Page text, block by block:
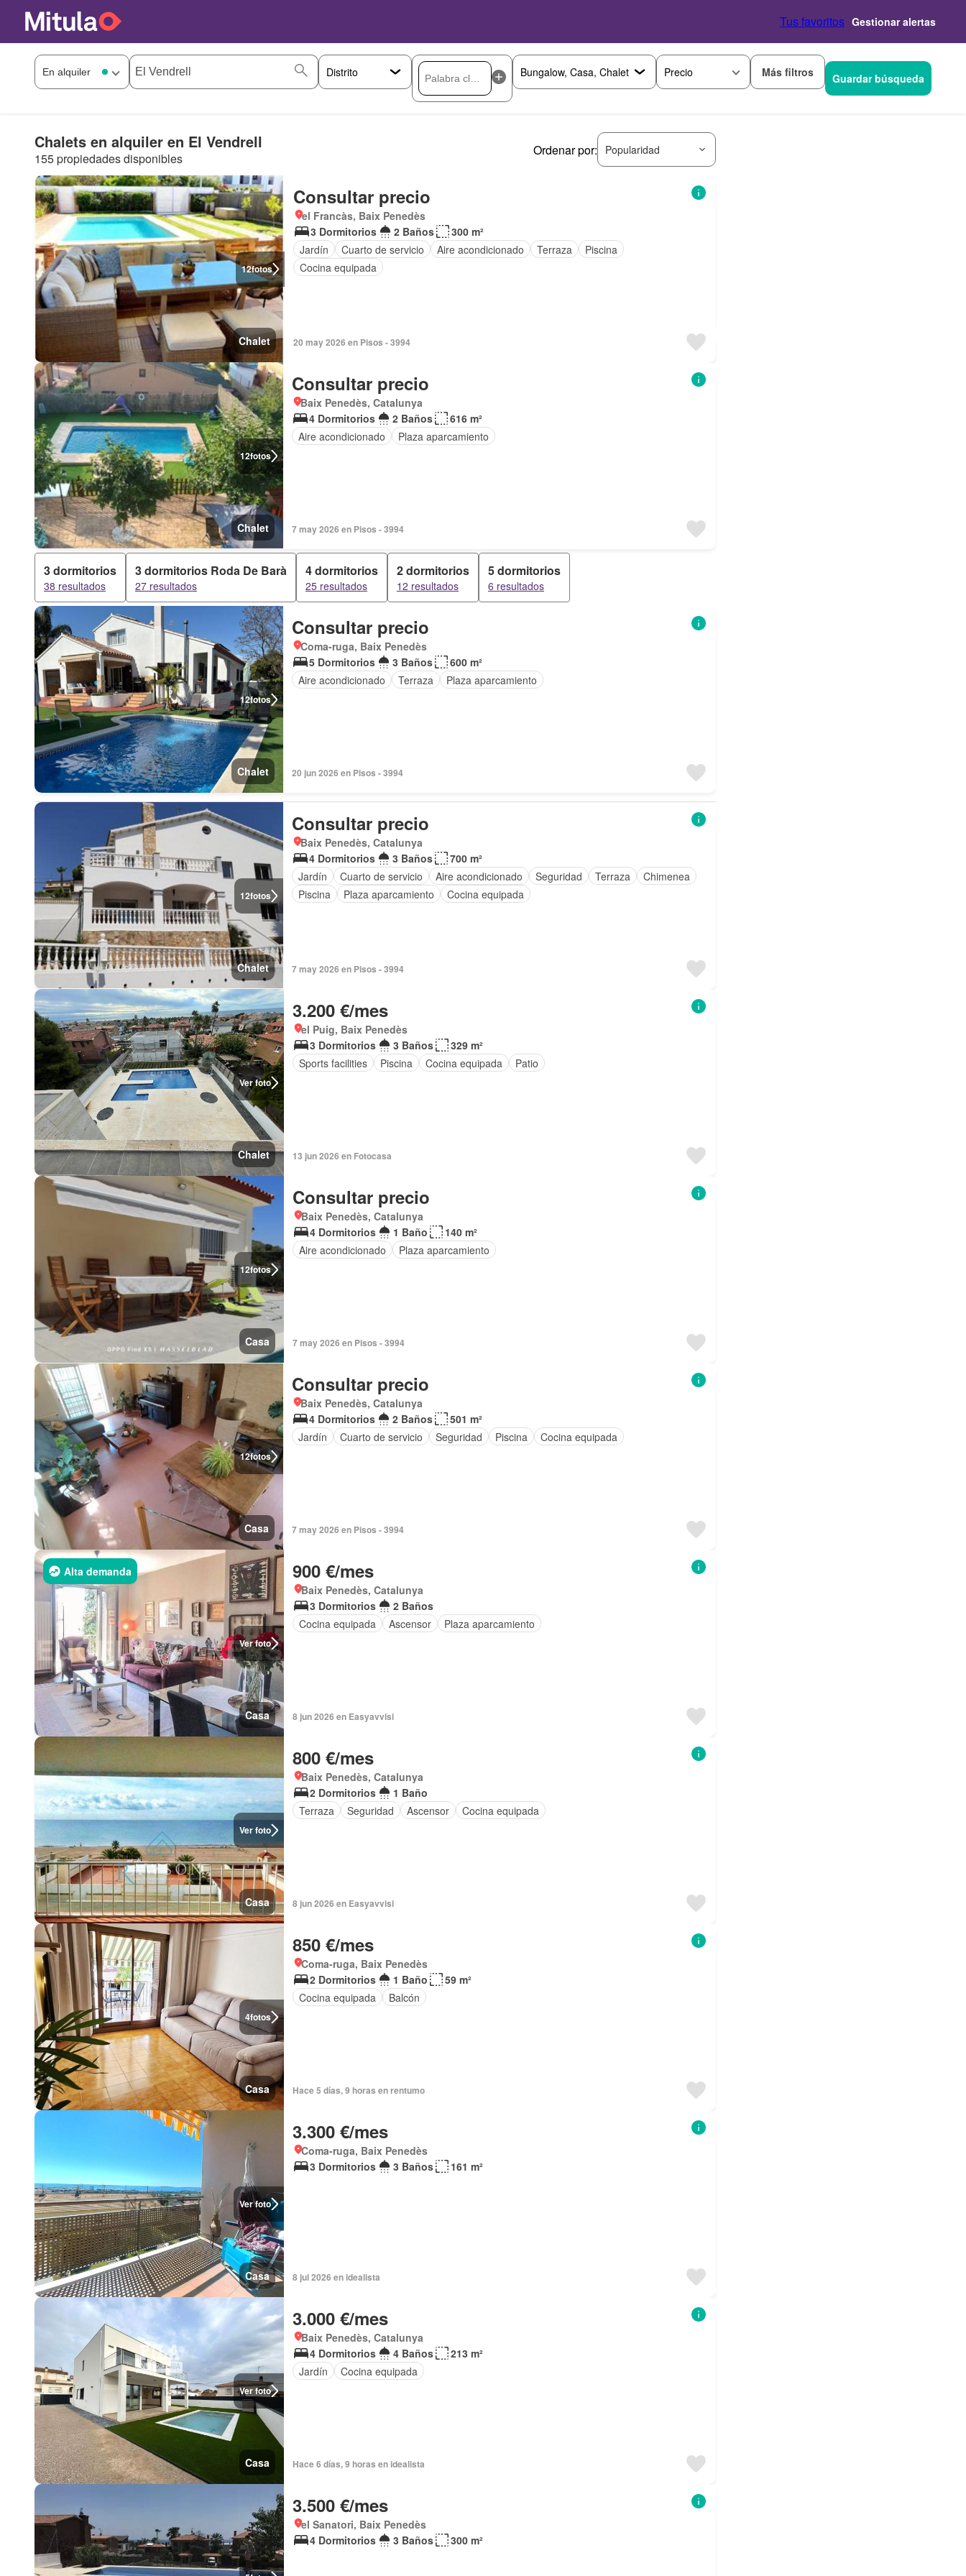
Tus favoritos Gestionar alertas
Precio Más filtros Guardar búsqueda
Chalets en alquiler en El Vendrell
155 propiedades disponibles
Ordenar por: Popularidad
12fotos
Chalet
Consultar precio
el Francàs, Baix Penedès
3 Dormitorios
2 Baños
300 m²
Jardín
Cuarto de servicio Aire acondicionado Terraza
Piscina
Cocina equipada
20 may 2026 en Pisos - 3994
12fotos
Chalet
Consultar precio
Baix Penedès, Catalunya
4 Dormitorios
2 Baños
616 m²
Aire acondicionado
Plaza aparcamiento
7 may 2026 en Pisos - 3994
3 dormitorios
38 resultados
3 dormitorios Roda De Barà
27 resultados
4 dormitorios
25 resultados
2 dormitorios
12 resultados
5 dormitorios
6 resultados
12fotos
Chalet
Consultar precio
Coma-ruga, Baix Penedès
5 Dormitorios
3 Baños
600 m²
Aire acondicionado
Terraza Plaza aparcamiento
20 jun 2026 en Pisos - 3994
12fotos
Chalet
Consultar precio
Baix Penedès, Catalunya
4 Dormitorios
3 Baños
700 m²
Jardín
Cuarto de servicio Aire acondicionado Seguridad Terraza
Chimenea
Piscina
Plaza aparcamiento Cocina equipada
7 may 2026 en Pisos - 3994
Ver foto
Chalet
3.200 €/mes
el Puig, Baix Penedès
3 Dormitorios
3 Baños
329 m²
Sports facilities
Piscina Cocina equipada Patio
13 jun 2026 en Fotocasa
12fotos
Casa
Consultar precio
Baix Penedès, Catalunya
4 Dormitorios
1 Baño
140 m²
Aire acondicionado
Plaza aparcamiento
7 may 2026 en Pisos - 3994
12fotos
Casa
Consultar precio
Baix Penedès, Catalunya
4 Dormitorios
2 Baños
501 m²
Jardín
Cuarto de servicio Seguridad Piscina Cocina equipada
7 may 2026 en Pisos - 3994
Ver foto
Alta demanda
Casa
900 €/mes
Baix Penedès, Catalunya
3 Dormitorios
2 Baños
Cocina equipada
Ascensor Plaza aparcamiento
8 jun 2026 en Easyavvisi
Ver foto
Casa
800 €/mes
Baix Penedès, Catalunya
2 Dormitorios
1 Baño
Terraza
Seguridad Ascensor Cocina equipada
8 jun 2026 en Easyavvisi
4fotos
Casa
850 €/mes
Coma-ruga, Baix Penedès
2 Dormitorios
1 Baño
59 m²
Cocina equipada
Balcón
Hace 5 días, 9 horas en rentumo
Ver foto
Casa
3.300 €/mes
Coma-ruga, Baix Penedès
3 Dormitorios
3 Baños 161 m²
8 jul 2026 en idealista
Ver foto
Casa
3.000 €/mes
Baix Penedès, Catalunya
4 Dormitorios
4 Baños
213 m²
Jardín
Cocina equipada
Hace 6 días, 9 horas en idealista
3.500 €/mes
el Sanatori, Baix Penedès
4 Dormitorios
3 Baños 300 m²